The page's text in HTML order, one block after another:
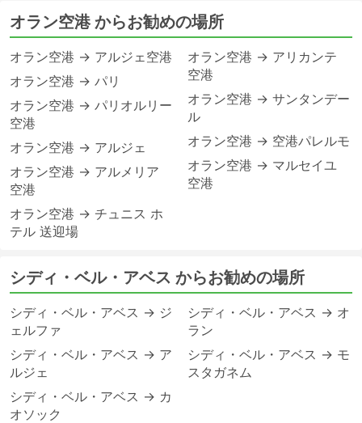
オラン空港 からお勧めの場所
オラン空港 → アルジェ空港
オラン空港 → パリ
オラン空港 → パリオルリー
空港
オラン空港 → アルジェ
オラン空港 → アルメリア
空港
オラン空港 → チュニス ホ
テル 送迎場
オラン空港 → アリカンテ
空港
オラン空港 → サンタンデー
ル
オラン空港 → 空港パレルモ
オラン空港 → マルセイユ
空港
シディ・ベル・アベス からお勧めの場所
シディ・ベル・アベス → ジ
ェルファ
シディ・ベル・アベス → ア
ルジェ
シディ・ベル・アベス → カ
オソック
シディ・ベル・アベス → オ
ラン
シディ・ベル・アベス → モ
スタガネム